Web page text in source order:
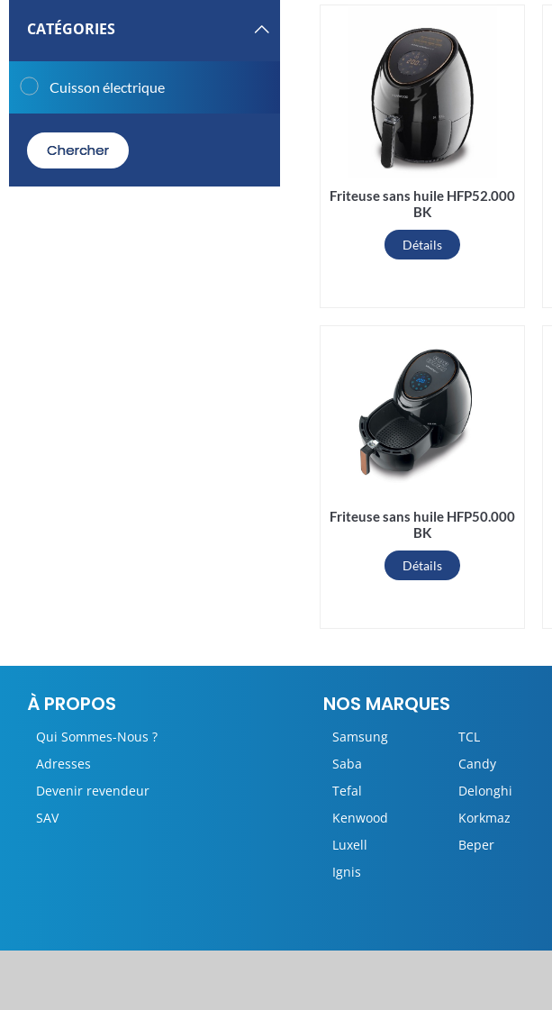
CATÉGORIES
Cuisson électrique
Chercher
Friteuse sans huile HFP52.000
BK
Détails
Friteuse sans huile HFP50.000
BK
Détails
À PROPOS
Qui Sommes-Nous ?
Adresses
Devenir revendeur
SAV
NOS MARQUES
Samsung
TCL
Saba
Candy
Tefal
Delonghi
Kenwood
Korkmaz
Luxell
Beper
Ignis